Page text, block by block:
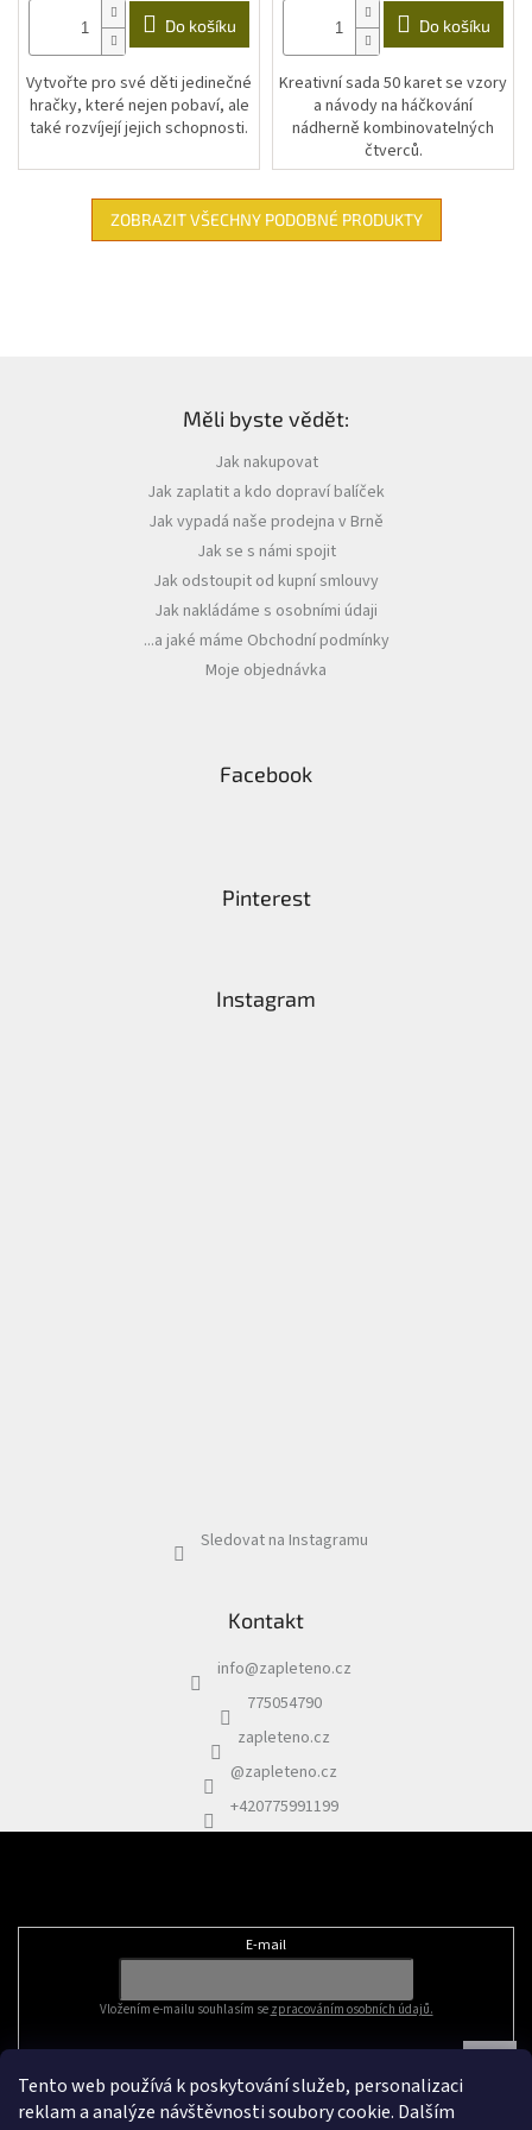
Tento web používá k poskytování služeb, personalizaci
reklam a analýze návštěvnosti soubory cookie. Dalším
Do košíku
Vytvořte pro své děti jedinečné
hračky, které nejen pobaví, ale
také rozvíjejí jejich schopnosti.
Do košíku
Kreativní sada 50 karet se vzory
a návody na háčkování
nádherně kombinovatelných
čtverců.
ZOBRAZIT VŠECHNY PODOBNÉ PRODUKTY
Měli byste vědět:
Jak nakupovat
Jak zaplatit a kdo dopraví balíček
Jak vypadá naše prodejna v Brně
Jak se s námi spojit
Jak odstoupit od kupní smlouvy
Jak nakládáme s osobními údaji
...a jaké máme Obchodní podmínky
Moje objednávka
Facebook
Pinterest
Instagram
Sledovat na Instagramu
Kontakt
info@zapleteno.cz
775054790
zapleteno.cz
@zapleteno.cz
+420775991199
E-mail
Vložením e-mailu souhlasím se zpracováním osobních údajů.